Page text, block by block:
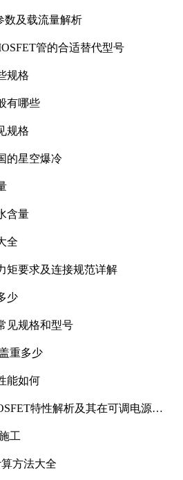
数及载流量解析
管的合适替代型号
规格
有哪些
规格
的星空爆冷
含量
全
矩要求及连接规范详解
少
见规格和型号
重多少
能如何
特性解析及其在可调电源设
工
方法大全